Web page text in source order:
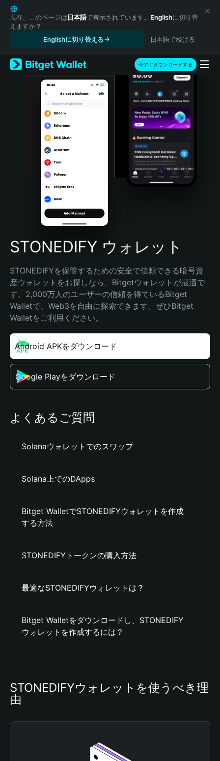
English
日本語
Tiếng Việt
Español (Latinoamérica)
Türkçe
Italiano
Português (Portugal)
Bahasa Indonesia
Português (Brasil)
Español (Argentina)
現在、このページは日本語で表示されています。 Englishに切り替
えますか？
Englishに切り替える
日本語で続ける
今すぐダウンロードする
STONEDIFY ウォレット
STONEDIFYを保管するための安全で信頼できる暗号資
産ウォレットをお探しなら、Bitgetウォレットが最適で
す。2,000万人のユーザーの信頼を得ているBitget
Walletで、Web3を自由に探索できます。ぜひBitget
Walletをご利用ください。
Android APKをダウンロード
Google Playをダウンロード
よくあるご質問
Solanaウォレットでのスワップ
Solana上でのDApps
Bitget WalletでSTONEDIFYウォレットを作成
する方法
STONEDIFYトークンの購入方法
最適なSTONEDIFYウォレットは？
Bitget Walletをダウンロードし、STONEDIFY
ウォレットを作成するには？
STONEDIFYウォレットを使うべき理
由